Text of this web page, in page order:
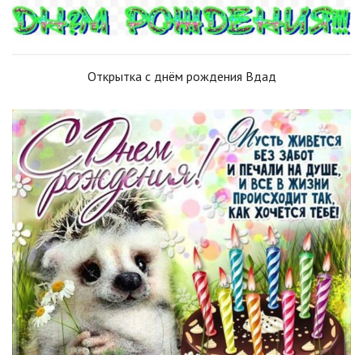
Открытка с днём рождения Вдад